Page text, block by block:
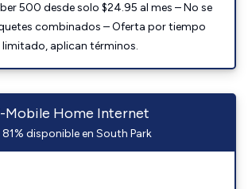
500 desde solo $24.95 al mes – No se
combinados – Oferta por tiempo
limitado, aplican términos.
Mobile Home Internet
81% disponible en South Park